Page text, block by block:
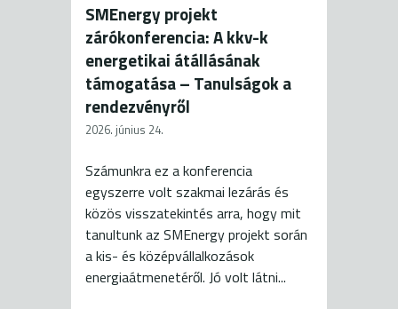
SMEnergy projekt
zárókonferencia: A kkv-k
energetikai átállásának
támogatása – Tanulságok a
rendezvényről
2026. június 24.
Számunkra ez a konferencia
egyszerre volt szakmai lezárás és
közös visszatekintés arra, hogy mit
tanultunk az SMEnergy projekt során
a kis- és középvállalkozások
energiaátmenetéről. Jó volt látni...